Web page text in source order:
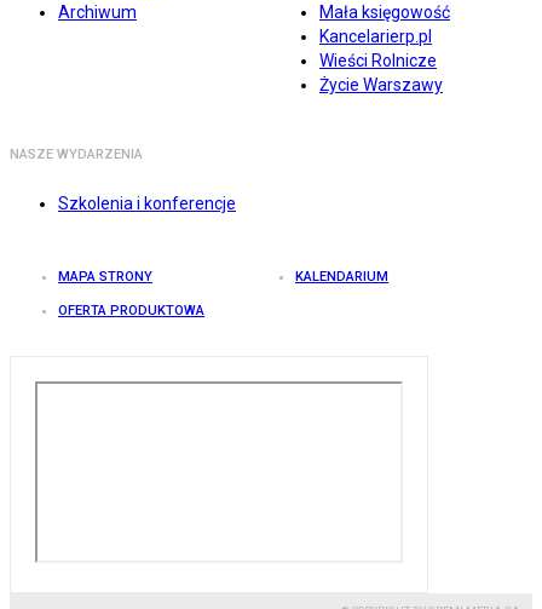
Archiwum
Mała księgowość
Kancelarierp.pl
Wieści Rolnicze
Życie Warszawy
NASZE WYDARZENIA
Szkolenia i konferencje
MAPA STRONY KALENDARIUM
OFERTA PRODUKTOWA